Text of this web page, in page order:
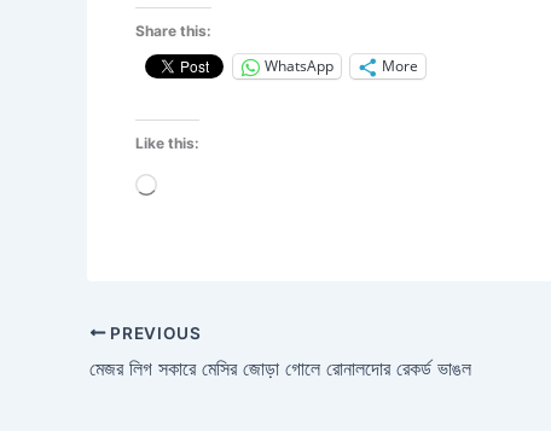
Share this:
WhatsApp More
Like this:
Loading…
PREVIOUS
মেজর লিগ সকারে মেসির জোড়া গোলে রোনালদোর রেকর্ড ভাঙল